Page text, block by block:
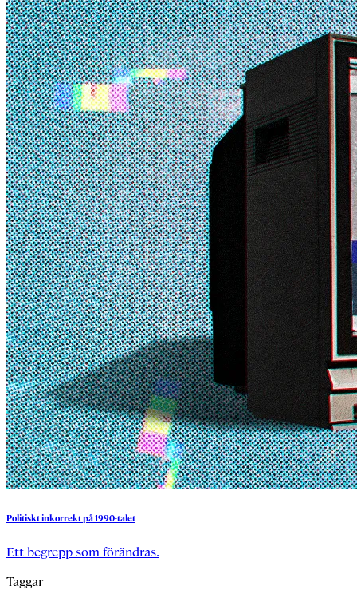
Politisktinkorrektpå1990-talet
Ett begrepp som förändras.
Taggar